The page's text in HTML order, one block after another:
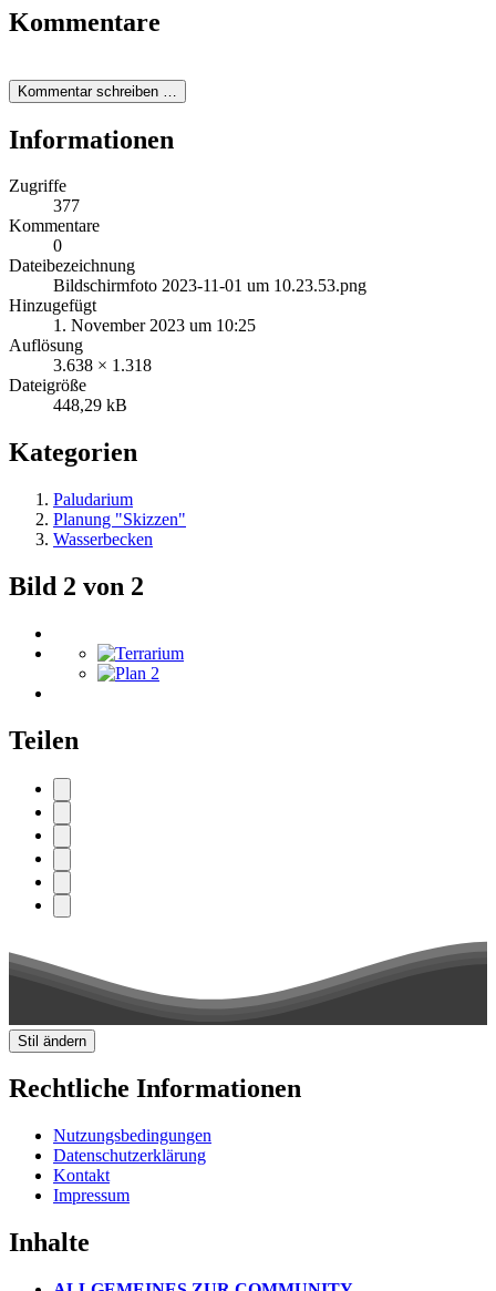
Kommentare
Kommentar schreiben …
Informationen
Zugriffe
377
Kommentare
0
Dateibezeichnung
Bildschirmfoto 2023-11-01 um 10.23.53.png
Hinzugefügt
1. November 2023 um 10:25
Auflösung
3.638 × 1.318
Dateigröße
448,29 kB
Kategorien
Paludarium
Planung "Skizzen"
Wasserbecken
Bild 2 von 2
Teilen
Stil ändern
Rechtliche Informationen
Nutzungsbedingungen
Datenschutzerklärung
Kontakt
Impressum
Inhalte